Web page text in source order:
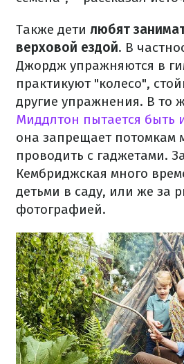
Также дети любят
верховой ездой. В
Джордж упражняются в
практикуют "колесо",
другие упражнения. В то
Миддлтон пытается быть
она запрещает потомкам
проводить с гаджетами.
Кембриджская много
детьми в саду, или же за
фотографией.